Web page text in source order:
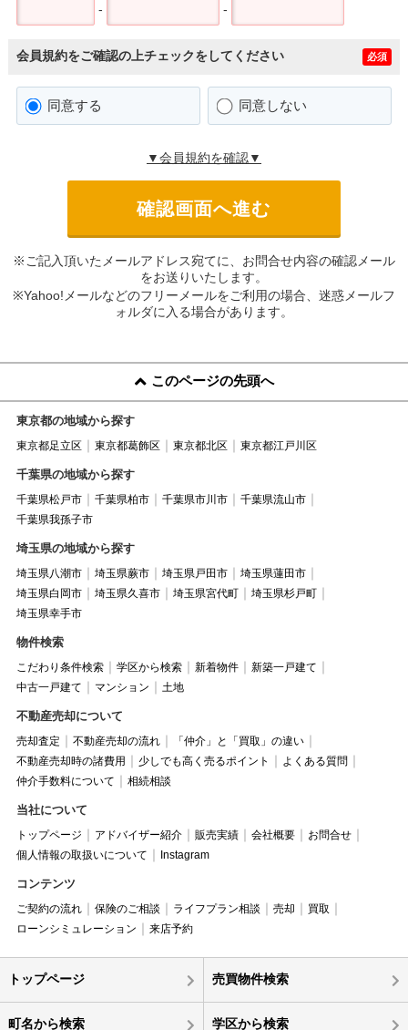
- -
会員規約をご確認の上チェックをしてください 必須
同意する 同意しない
▼会員規約を確認▼
※ご記入頂いたメールアドレス宛てに、お問合せ内容の確認メール
をお送りいたします。
※Yahoo!メールなどのフリーメールをご利用の場合、迷惑メールフ
ォルダに入る場合があります。
このページの先頭へ
東京都の地域から探す
東京都足立区 東京都葛飾区 東京都北区 東京都江戸川区
千葉県の地域から探す
千葉県松戸市 千葉県柏市 千葉県市川市
千葉県流山市
千葉県我孫子市
埼玉県の地域から探す
埼玉県八潮市 埼玉県蕨市 埼玉県戸田市
埼玉県蓮田市
埼玉県白岡市
埼玉県久喜市 埼玉県宮代町
埼玉県杉戸町
埼玉県幸手市
物件検索
こだわり条件検索 学区から検索 新着物件
新築一戸建て
中古一戸建て
マンション 土地
不動産売却について
売却査定 不動産売却の流れ
「仲介」と「買取」の違い
不動産売却時の諸費用
少しでも高く売るポイント
よくある質問
仲介手数料について
相続相談
当社について
トップページ アドバイザー紹介 販売実績 会社概要
お問合せ
個人情報の取扱いについて
Instagram
コンテンツ
ご契約の流れ 保険のご相談 ライフプラン相談 売却
買取
ローンシミュレーション
来店予約
トップページ 売買物件検索
町名から検索 学区から検索